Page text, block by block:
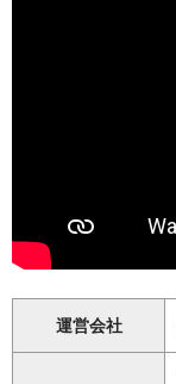
運営会社